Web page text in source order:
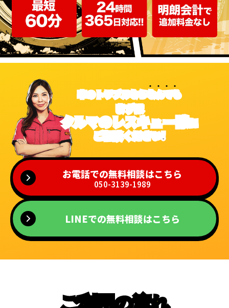
車のトラブルならなんでも
まずは
クルマのレスキュー隊
に
ご相談ください!
お電話での無料相談はこちら
050-3139-1989
LINEでの無料相談はこちら
ご利用の流れ